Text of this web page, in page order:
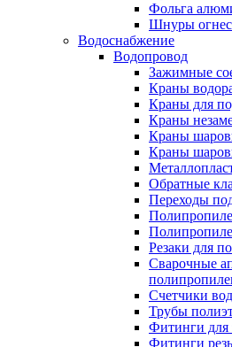
Фольга
Шнуры
Водоснабжение
Водопровод
Зажимные
Краны
Краны для
Краны
Краны
Краны
Обратные
Переходы
Резаки для
Сварочные
Счетчики
Трубы
Фитинги
Фитинги